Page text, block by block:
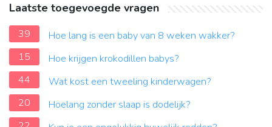
Laatste toegevoegde vragen
39
Hoe lang is een baby van 8 weken wakker?
15
Hoe krijgen krokodillen babys?
44
Wat kost een tweeling kinderwagen?
20
Hoelang zonder slaap is dodelijk?